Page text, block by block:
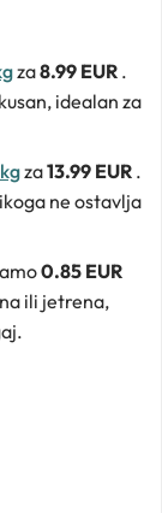
za8.99 EUR .
idealan za
za13.99 EUR .
ne ostavlja
0.85 EUR
ili jetrena,